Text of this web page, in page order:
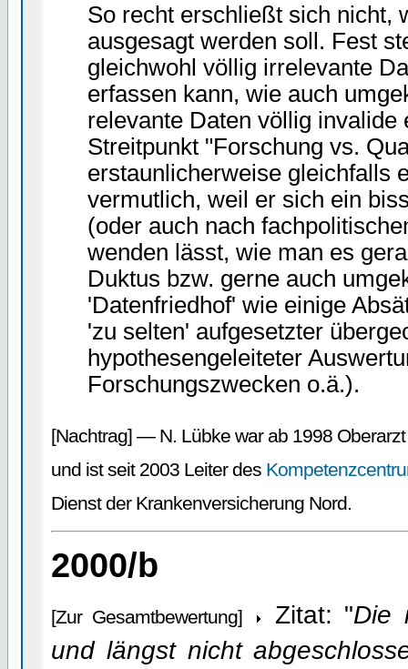
So recht erschließt sich nicht,
ausgesagt werden soll. Fest
gleichwohl völlig irrelevante
erfassen kann, wie auch
relevante Daten völlig invalide
Streitpunkt "Forschung vs.
erstaunlicherweise gleichfalls
vermutlich, weil er sich ein
(oder auch nach
wenden lässt, wie man es
Duktus bzw. gerne auch
'Datenfriedhof' wie einige
'zu selten' aufgesetzter
hypothesengeleiteter
Forschungszwecken o.ä.).
[Nachtrag] — N. Lübke war ab 1998
und ist seit 2003 Leiter des
Dienst der Krankenversicherung Nord.
2000/b
[Zur Gesamtbewertung] Zitat: "Die
und längst nicht